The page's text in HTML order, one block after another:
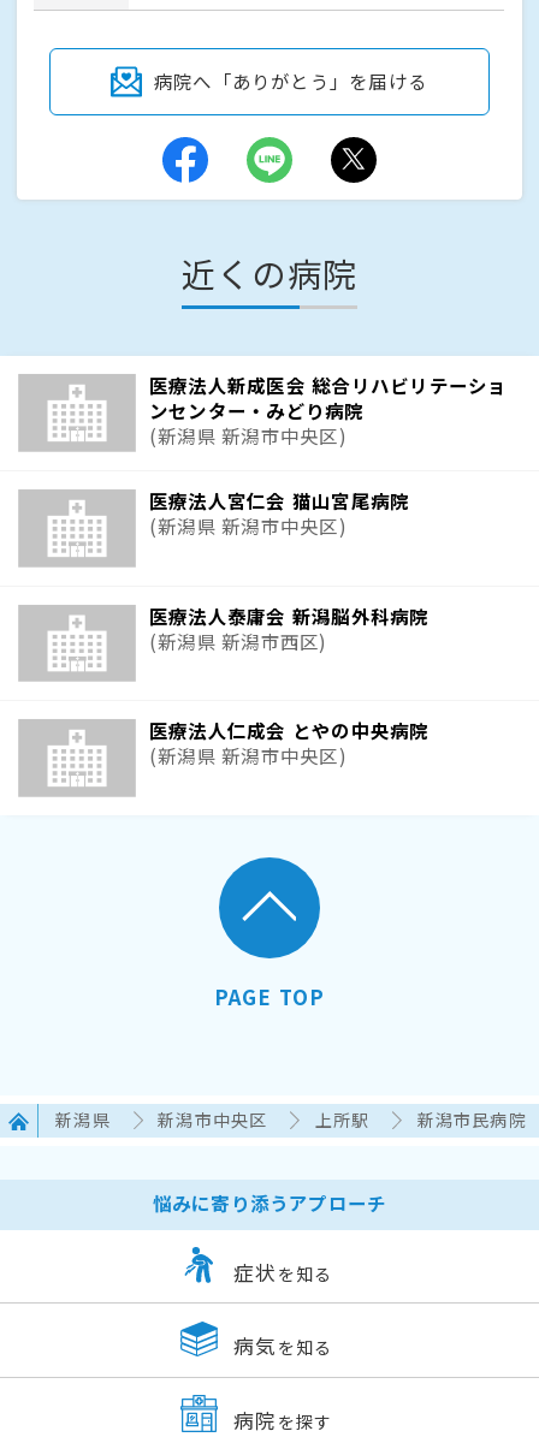
病院へ「ありがとう」を届ける
近くの病院
医療法人新成医会 総合リハビリテーショ
ンセンター・みどり病院
(新潟県 新潟市中央区)
医療法人宮仁会 猫山宮尾病院
(新潟県 新潟市中央区)
医療法人泰庸会 新潟脳外科病院
(新潟県 新潟市西区)
医療法人仁成会 とやの中央病院
(新潟県 新潟市中央区)
PAGE TOP
新潟県 新潟市中央区 上所駅 新潟市民病院
悩みに寄り添うアプローチ
症状 を知る
病気 を知る
病院 を探す